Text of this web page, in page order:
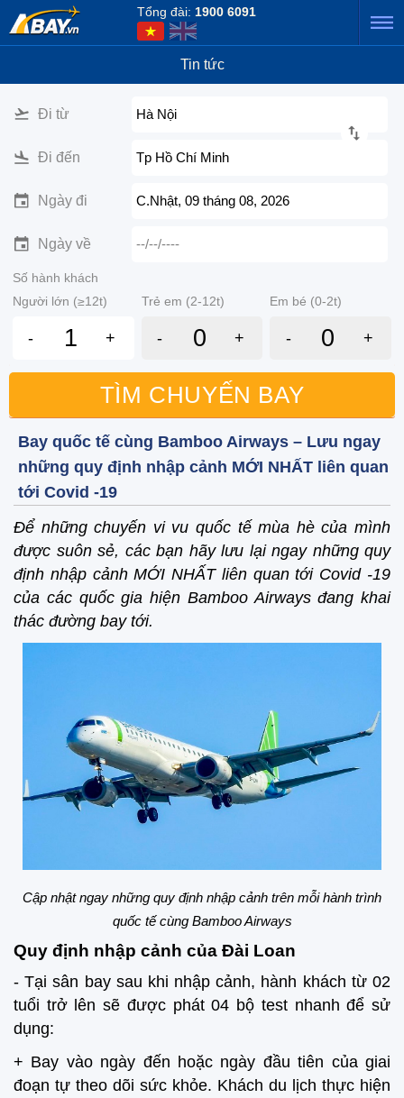
Tổng đài: 1900 6091
Tin tức
Đi từ Hà Nội
Đi đến Tp Hồ Chí Minh
Ngày đi C.Nhật, 09 tháng 08, 2026
Ngày về --/--/----
Số hành khách
Người lớn (≥12t)
Trẻ em (2-12t) Em bé (0-2t)
- + - + - +
TÌM CHUYẾN BAY
Bay quốc tế cùng Bamboo Airways – Lưu ngay
những quy định nhập cảnh MỚI NHẤT liên quan
tới Covid -19
Để những chuyến vi vu quốc tế mùa hè của mình
được suôn sẻ, các bạn hãy lưu lại ngay những quy
định nhập cảnh MỚI NHẤT liên quan tới Covid -19
của các quốc gia hiện Bamboo Airways đang khai
thác đường bay tới.
Cập nhật ngay những quy định nhập cảnh trên mỗi hành trình
quốc tế cùng Bamboo Airways
Quy định nhập cảnh của Đài Loan
- Tại sân bay sau khi nhập cảnh, hành khách từ 02
tuổi trở lên sẽ được phát 04 bộ test nhanh để sử
dụng:
+ Bay vào ngày đến hoặc ngày đầu tiên của giai
đoạn tự theo dõi sức khỏe. Khách du lịch thực hiện